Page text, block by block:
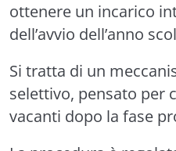
ottenere un incarico
dell’avvio dell’anno
Si tratta di un
selettivo, pensato per
vacanti dopo la fase